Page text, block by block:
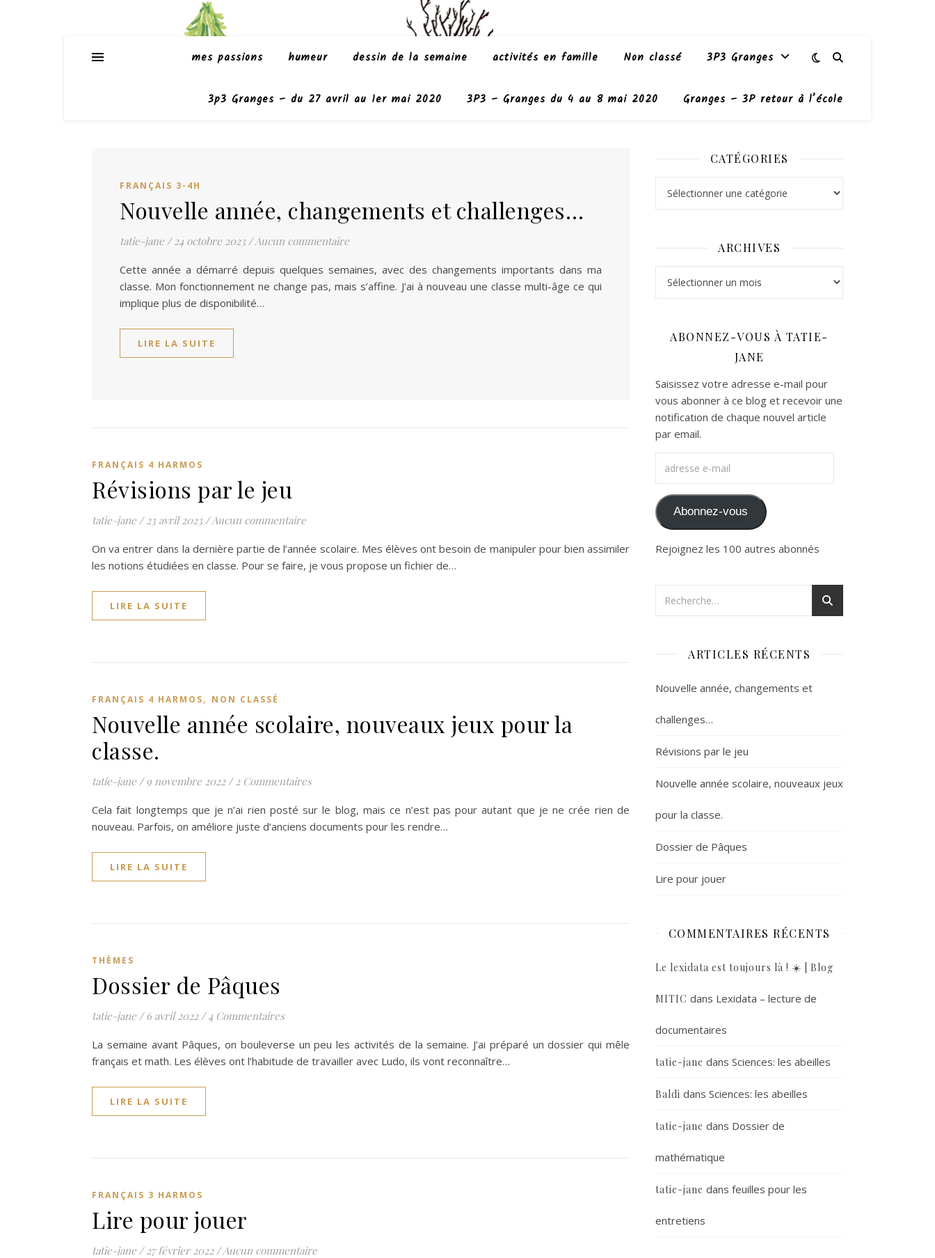
mes passions humeur dessin de la semaine activités en famille Non classé 3P3 Granges
3p3 Granges – du 27 avril au 1er mai 2020 3P3 – Granges du 4 au 8 mai 2020 Granges – 3P retour à l’école
FRANÇAIS 3-4H
Nouvelle année, changements et challenges…
tatie-jane / 24 octobre 2023 /Aucun commentaire
Cette année a démarré depuis quelques semaines, avec des changements importants dans ma
classe. Mon fonctionnement ne change pas, mais s’affine. J’ai à nouveau une classe multi-âge ce qui
implique plus de disponibilité…
LIRE LA SUITE
FRANÇAIS 4 HARMOS
Révisions par le jeu
tatie-jane / 23 avril 2023 /Aucun commentaire
On va entrer dans la dernière partie de l’année scolaire. Mes élèves ont besoin de manipuler pour bien assimiler
les notions étudiées en classe. Pour se faire, je vous propose un fichier de…
LIRE LA SUITE
FRANÇAIS 4 HARMOS, NON CLASSÉ
Nouvelle année scolaire, nouveaux jeux pour la
classe.
tatie-jane / 9 novembre 2022 / 2 Commentaires
Cela fait longtemps que je n’ai rien posté sur le blog, mais ce n’est pas pour autant que je ne crée rien de
nouveau. Parfois, on améliore juste d’anciens documents pour les rendre…
LIRE LA SUITE
THÈMES
Dossier de Pâques
tatie-jane / 6 avril 2022 / 4 Commentaires
La semaine avant Pâques, on bouleverse un peu les activités de la semaine. J’ai préparé un dossier qui mêle
français et math. Les élèves ont l’habitude de travailler avec Ludo, ils vont reconnaître…
LIRE LA SUITE
FRANÇAIS 3 HARMOS
Lire pour jouer
tatie-jane / 27 février 2022 /Aucun commentaire
CATÉGORIES
ARCHIVES
ABONNEZ-VOUS À TATIE-
JANE
Saisissez votre adresse e-mail pour
vous abonner à ce blog et recevoir une
notification de chaque nouvel article
par email.
Abonnez-vous
Rejoignez les 100 autres abonnés
ARTICLES RÉCENTS
Nouvelle année, changements et
challenges…
Révisions par le jeu
Nouvelle année scolaire, nouveaux jeux
pour la classe.
Dossier de Pâques
Lire pour jouer
COMMENTAIRES RÉCENTS
Le lexidata est toujours là ! ☀️ | Blog
MITIC dans Lexidata – lecture de
documentaires
tatie-jane dans Sciences: les abeilles
Baldi dans Sciences: les abeilles
tatie-jane dans Dossier de
mathématique
tatie-jane dans feuilles pour les
entretiens